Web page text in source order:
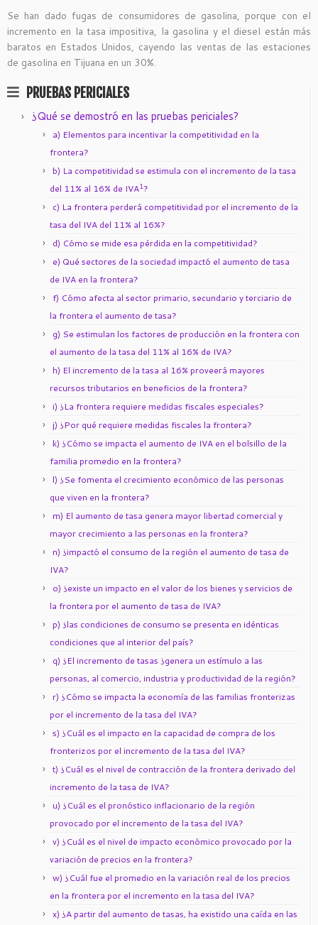
Se han dado fugas de consumidores de gasolina, porque con el
incremento en la tasa impositiva, la gasolina y el diesel están más
baratos en Estados Unidos, cayendo las ventas de las estaciones
de gasolina en Tijuana en un 30%.
PRUEBAS PERICIALES
¿Qué se demostró en las pruebas periciales?
a) Elementos para incentivar la competitividad en la
frontera?
b) La competitividad se estimula con el incremento de la tasa
del 11% al 16% de IVA1 ?
c) La frontera perderá competitividad por el incremento de la
tasa del IVA del 11% al 16%?
d) Cómo se mide esa pérdida en la competitividad?
e) Qué sectores de la sociedad impactó el aumento de tasa
de IVA en la frontera?
f) Cómo afecta al sector primario, secundario y terciario de
la frontera el aumento de tasa?
g) Se estimulan los factores de producción en la frontera con
el aumento de la tasa del 11% al 16% de IVA?
h) El incremento de la tasa al 16% proveerá mayores
recursos tributarios en beneficios de la frontera?
i) ¿La frontera requiere medidas fiscales especiales?
j) ¿Por qué requiere medidas fiscales la frontera?
k) ¿Cómo se impacta el aumento de IVA en el bolsillo de la
familia promedio en la frontera?
l) ¿Se fomenta el crecimiento económico de las personas
que viven en la frontera?
m) El aumento de tasa genera mayor libertad comercial y
mayor crecimiento a las personas en la frontera?
n) ¿impactó el consumo de la región el aumento de tasa de
IVA?
o) ¿existe un impacto en el valor de los bienes y servicios de
la frontera por el aumento de tasa de IVA?
p) ¿las condiciones de consumo se presenta en idénticas
condiciones que al interior del país?
q) ¿El incremento de tasas ¿genera un estímulo a las
personas, al comercio, industria y productividad de la región?
r) ¿Cómo se impacta la economía de las familias fronterizas
por el incremento de la tasa del IVA?
s) ¿Cuál es el impacto en la capacidad de compra de los
fronterizos por el incremento de la tasa del IVA?
t) ¿Cuál es el nivel de contracción de la frontera derivado del
incremento de la tasa de IVA?
u) ¿Cuál es el pronóstico inflacionario de la región
provocado por el incremento de la tasa del IVA?
v) ¿Cuál es el nivel de impacto económico provocado por la
variación de precios en la frontera?
w) ¿Cuál fue el promedio en la variación real de los precios
en la frontera por el incremento en la tasa del IVA?
x) ¿A partir del aumento de tasas, ha existido una caída en las